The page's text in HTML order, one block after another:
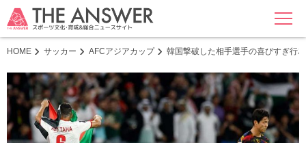
MENU
HOME サッカー AFCアジアカップ 韓国撃破した相手選手の喜びすぎ